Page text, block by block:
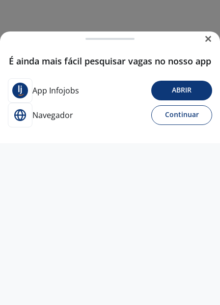
É ainda mais fácil pesquisar vagas no nosso app
App Infojobs ABRIR
Navegador Continuar